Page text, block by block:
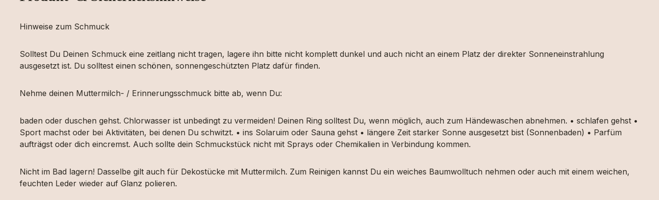
Hinweise zum Schmuck
Solltest Du Deinen Schmuck eine zeitlang nicht tragen, lagere ihn bitte nicht komplett dunkel und auch nicht an einem Platz der direkter Sonneneinstrahlung
ausgesetzt ist. Du solltest einen schönen, sonnengeschützten Platz dafür finden.
Nehme deinen Muttermilch- / Erinnerungsschmuck bitte ab, wenn Du:
baden oder duschen gehst. Chlorwasser ist unbedingt zu vermeiden! Deinen Ring solltest Du, wenn möglich, auch zum Händewaschen abnehmen. • schlafen gehst •
Sport machst oder bei Aktivitäten, bei denen Du schwitzt. • ins Solaruim oder Sauna gehst • längere Zeit starker Sonne ausgesetzt bist (Sonnenbaden) • Parfüm
aufträgst oder dich eincremst. Auch sollte dein Schmuckstück nicht mit Sprays oder Chemikalien in Verbindung kommen.
Nicht im Bad lagern! Dasselbe gilt auch für Dekostücke mit Muttermilch. Zum Reinigen kannst Du ein weiches Baumwolltuch nehmen oder auch mit einem weichen,
feuchten Leder wieder auf Glanz polieren.